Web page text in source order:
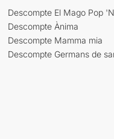
Descompte El Mago Pop
Descompte Ànima
Descompte Mamma mia
Descompte Germans de